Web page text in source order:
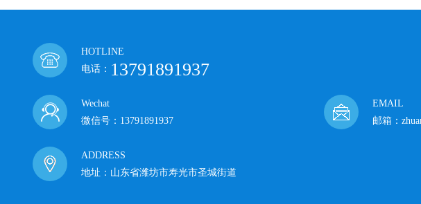
HOTLINE
电话： 13791891937
Wechat
微信号：13791891937
EMAIL
邮箱：
ADDRESS
地址：山东省潍坊市寿光市圣城街道